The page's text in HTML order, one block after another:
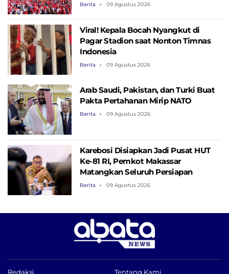
Berita 09 Agustus 2026
Viral! Kepala Bocah Nyangkut di
Pagar Stadion saat Nonton Timnas
Indonesia
Berita 09 Agustus 2026
Arab Saudi, Pakistan, dan Turki Buat
Pakta Pertahanan Mirip NATO
Berita 09 Agustus 2026
Karebosi Disiapkan Jadi Pusat HUT
Ke-81 RI, Pemkot Makassar
Matangkan Seluruh Persiapan
Berita 09 Agustus 2026
Redaksi Tentang Kami